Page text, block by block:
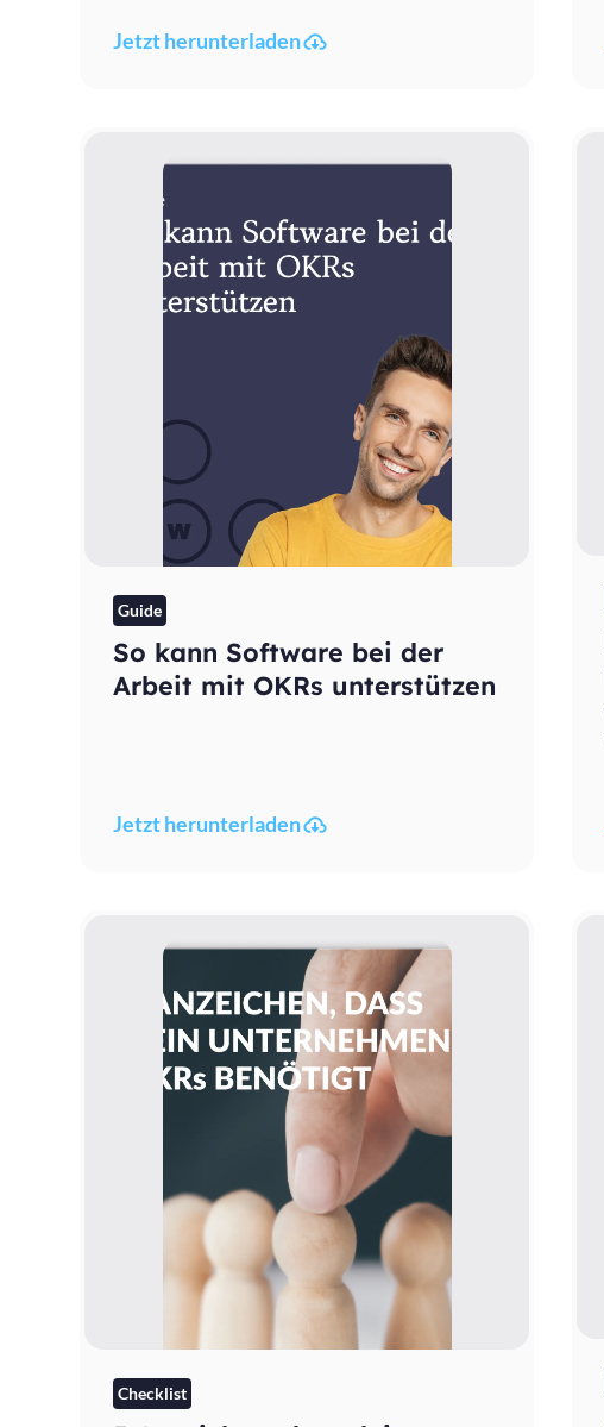
Jetzt herunterladen
Guide
So kann Software bei der
Arbeit mit OKRs unterstützen
Jetzt herunterladen
Checklist